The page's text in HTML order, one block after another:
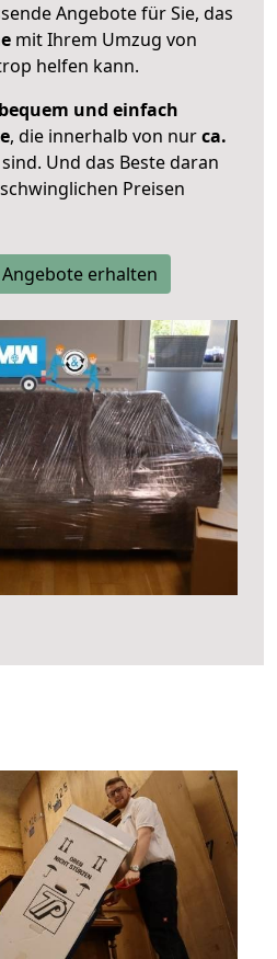
Angebote für Sie, das
mit Ihrem Umzug von
helfen kann.
und einfach
, die innerhalb von nurca.
Und das Beste daran
Preisen
erhalten